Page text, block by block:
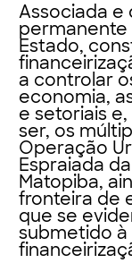
Associada
permanente
Estado,
a controlar
economia,
e setoriais
ser, os
Operação
Espraiada
Matopiba,
fronteira de
que se
submetido à